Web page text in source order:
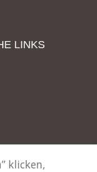
LINKS
klicken,